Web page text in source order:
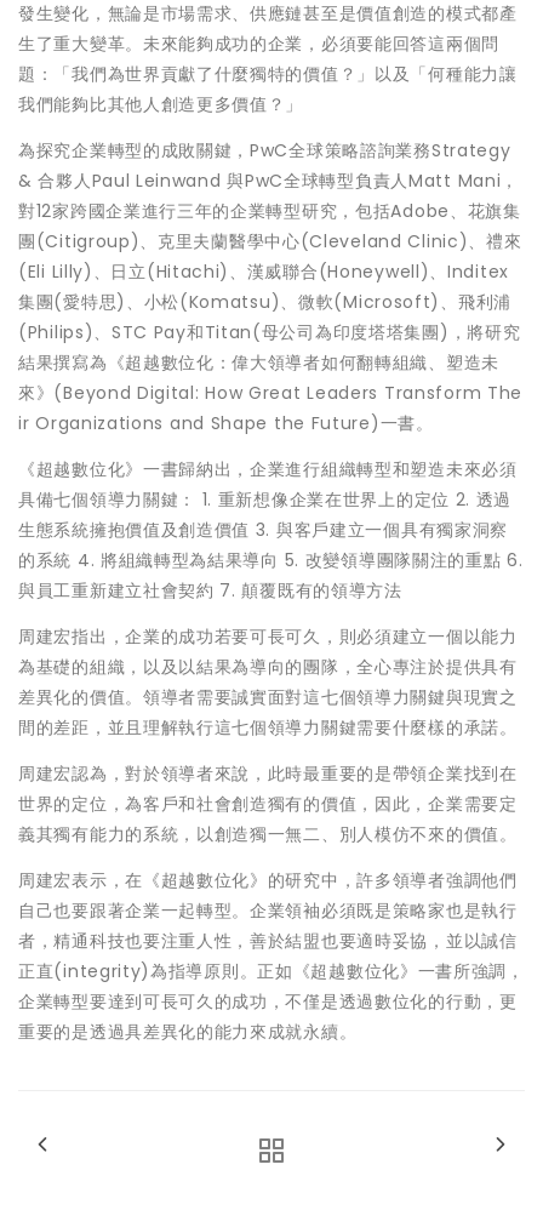
發生變化，無論是市場需求、供應鏈甚至是價值創造的模式都產
生了重大變革。未來能夠成功的企業，必須要能回答這兩個問
題：「我們為世界貢獻了什麼獨特的價值？」以及「何種能力讓
我們能夠比其他人創造更多價值？」
為探究企業轉型的成敗關鍵，PwC全球策略諮詢業務Strategy
& 合夥人Paul Leinwand 與PwC全球轉型負責人Matt Mani，
對12家跨國企業進行三年的企業轉型研究，包括Adobe、花旗集
團(Citigroup)、克里夫蘭醫學中心(Cleveland Clinic)、禮來
(Eli Lilly)、日立(Hitachi)、漢威聯合(Honeywell)、Inditex
集團(愛特思)、小松(Komatsu)、微軟(Microsoft)、飛利浦
(Philips)、STC Pay和Titan(母公司為印度塔塔集團)，將研究
結果撰寫為《超越數位化：偉大領導者如何翻轉組織、塑造未
來》(Beyond Digital: How Great Leaders Transform The
ir Organizations and Shape the Future)一書。
《超越數位化》一書歸納出，企業進行組織轉型和塑造未來必須
具備七個領導力關鍵： 1. 重新想像企業在世界上的定位 2. 透過
生態系統擁抱價值及創造價值 3. 與客戶建立一個具有獨家洞察
的系統 4. 將組織轉型為結果導向 5. 改變領導團隊關注的重點 6.
與員工重新建立社會契約 7. 顛覆既有的領導方法
周建宏指出，企業的成功若要可長可久，則必須建立一個以能力
為基礎的組織，以及以結果為導向的團隊，全心專注於提供具有
差異化的價值。領導者需要誠實面對這七個領導力關鍵與現實之
間的差距，並且理解執行這七個領導力關鍵需要什麼樣的承諾。
周建宏認為，對於領導者來說，此時最重要的是帶領企業找到在
世界的定位，為客戶和社會創造獨有的價值，因此，企業需要定
義其獨有能力的系統，以創造獨一無二、別人模仿不來的價值。
周建宏表示，在《超越數位化》的研究中，許多領導者強調他們
自己也要跟著企業一起轉型。企業領袖必須既是策略家也是執行
者，精通科技也要注重人性，善於結盟也要適時妥協，並以誠信
正直(integrity)為指導原則。正如《超越數位化》一書所強調，
企業轉型要達到可長可久的成功，不僅是透過數位化的行動，更
重要的是透過具差異化的能力來成就永續。